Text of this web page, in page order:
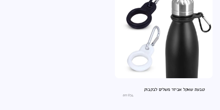
טבעת שאקל אביזר משלים לבקבוק
an1854